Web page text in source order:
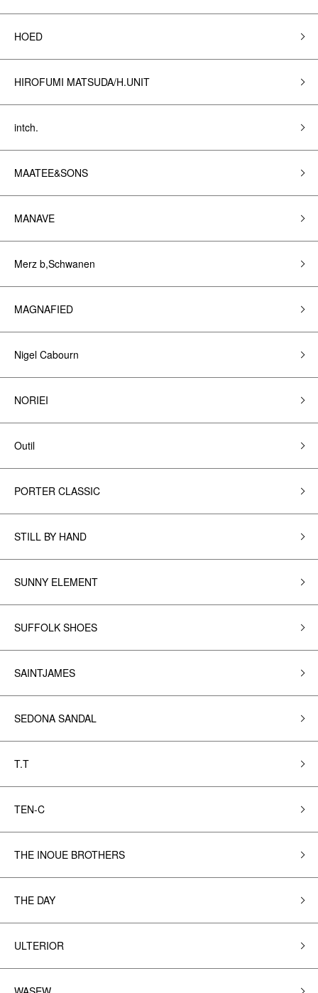
HOED
HIROFUMI MATSUDA/H.UNIT
intch.
MAATEE&SONS
MANAVE
Merz b,Schwanen
MAGNAFIED
Nigel Cabourn
NORIEI
Outil
PORTER CLASSIC
STILL BY HAND
SUNNY ELEMENT
SUFFOLK SHOES
SAINTJAMES
SEDONA SANDAL
T.T
TEN-C
THE INOUE BROTHERS
THE DAY
ULTERIOR